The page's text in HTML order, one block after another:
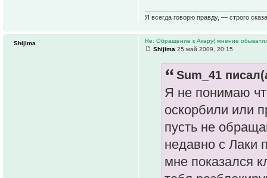
Я всегда говорю правду, — строго
Re: Обращение к Акару( мнение
Shijima 25 май 2009, 20:15
Sum_41
Я не понимаю
оскорбили или
пусть не
недавно с Лаки
мне показался
Shijima